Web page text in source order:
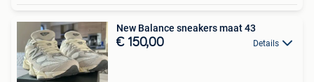
New Balance sneakers maat 43
€ 150,00 Details